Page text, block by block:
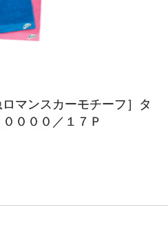
マンスカーモチーフ］タ
０００／１７Ｐ